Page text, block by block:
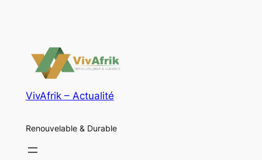
VivAfrik – Actualité
Renouvelable & Durable